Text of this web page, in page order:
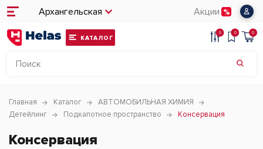
Архангельская Акции
КАТАЛОГ
0 0 0
Главная Каталог
АВТОМОБИЛЬНАЯ ХИМИЯ
Детейлинг
Подкапотное пространство Консервация
Консервация